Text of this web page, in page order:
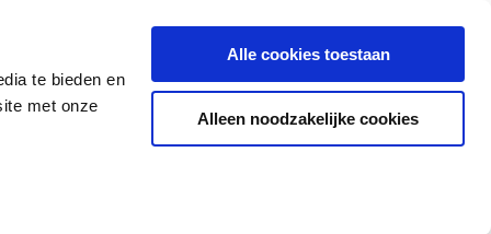
te bieden en
met onze
Alle cookies toestaan
Alleen noodzakelijke cookies